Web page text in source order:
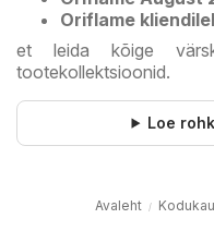
Oriflame
et leida kõige
tootekollektsioonid.
Loe
Avaleht